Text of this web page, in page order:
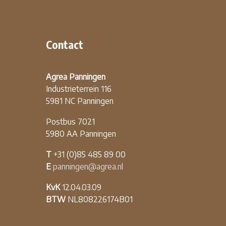
Contact
Agrea Panningen
Industrieterrein 116
5981 NC Panningen
Postbus 7021
5980 AA Panningen
T +31 (0)85 485 89 00
E panningen@agrea.nl
KvK12.04.03.09
BTW NL808226174B01